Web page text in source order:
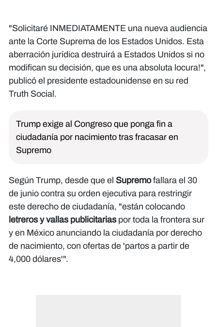
"Solicitaré INMEDIATAMENTE una nueva audiencia
ante la Corte Suprema de los Estados Unidos. Esta
aberración jurídica destruirá a Estados Unidos si no
modifican su decisión, que es una absoluta locura!",
publicó el presidente estadounidense en su red
Truth Social.
Trump exige al Congreso que ponga fin a
ciudadanía por nacimiento tras fracasar en
Supremo
Según Trump, desde que el Supremofallara el 30
de junio contra su orden ejecutiva para restringir
este derecho de ciudadanía, "están colocando
letreros y vallas publicitariaspor toda la frontera sur
y en México anunciando la ciudadanía por derecho
de nacimiento, con ofertas de 'partos a partir de
4,000 dólares'".